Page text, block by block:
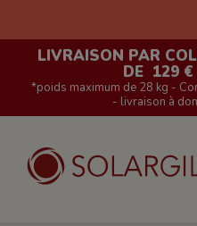
LIVRAISON PAR
DE 129
*poids maximum de 28 kg -
- livraison à